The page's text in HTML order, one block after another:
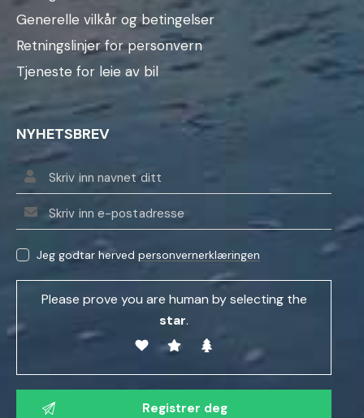
Generelle vilkår og betingelser
Retningslinjer for personvern
Tjeneste for leie av bil
NYHETSBREV
Jeg godtar hervedpersonvernerklæringen
Please prove you are human by selecting the
star.
V